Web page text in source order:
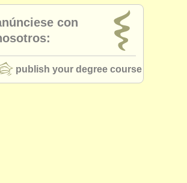
con
publish your degree course